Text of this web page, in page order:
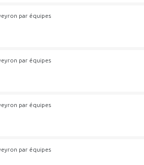
par équipes
par équipes
par équipes
par équipes